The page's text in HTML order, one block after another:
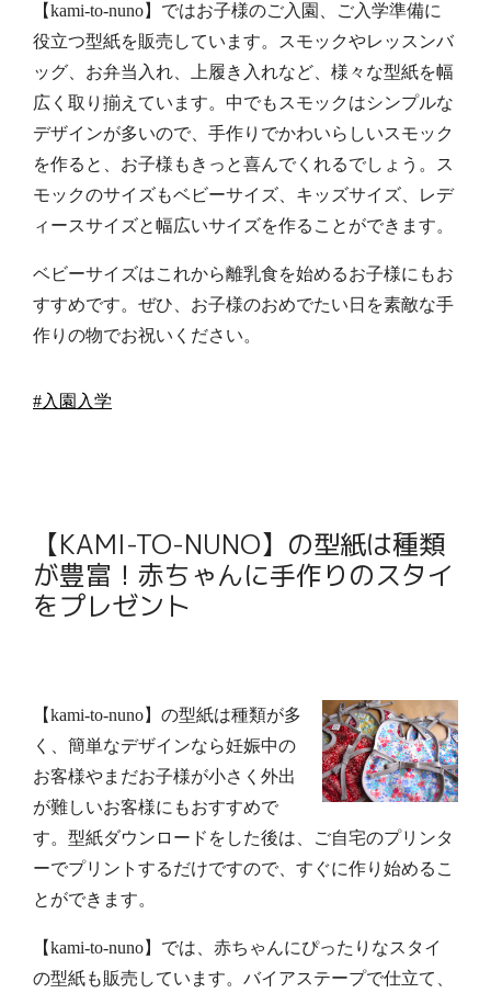
【kami-to-nuno】ではお子様のご入園、ご入学準備に
役立つ型紙を販売しています。
スモックやレッスンバ
ッグ、お弁当入れ、上履き入れなど、様々な型紙を幅
広く取り揃えています。中でもスモックはシンプルな
デザインが多いので、手作りでかわいらしいスモック
を作ると、お子様もきっと喜んでくれるでしょう。ス
モックのサイズもベビーサイズ、キッズサイズ、レデ
ィースサイズと幅広いサイズを作ることができます。
ベビーサイズはこれから離乳食を始めるお子様にもお
すすめです。ぜひ、お子様のおめでたい日を素敵な手
作りの物でお祝いください。
#入園入学
【KAMI-TO-NUNO】の型紙は種類
が豊富！赤ちゃんに手作りのスタイ
をプレゼント
【kami-to-nuno】の型紙は種類が多
く、簡単なデザインなら妊娠中の
お客様やまだお子様が小さく外出
が難しいお客様にもおすすめで
す。型紙ダウンロードをした後は、ご自宅のプリンタ
ーでプリントするだけですので、すぐに作り始めるこ
とができます。
【kami-to-nuno】では、赤ちゃんにぴったりなスタイ
の型紙も販売しています。バイアステープで仕立て、